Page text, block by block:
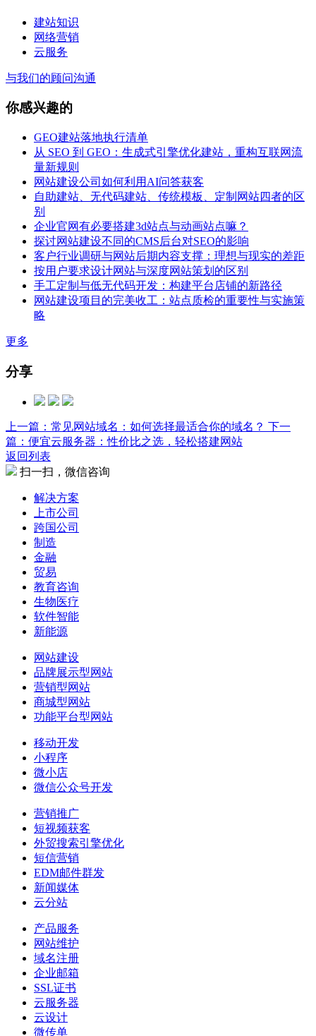
建站知识
网络营销
云服务
与我们的顾问沟通
你感兴趣的
GEO建站落地执行清单
从 SEO 到 GEO：生成式引擎优化建站，重构互联网流
量新规则
网站建设公司如何利用AI问答获客
自助建站、无代码建站、传统模板、定制网站四者的区
别
企业官网有必要搭建3d站点与动画站点嘛？
探讨网站建设不同的CMS后台对SEO的影响
客户行业调研与网站后期内容支撑：理想与现实的差距
按用户要求设计网站与深度网站策划的区别
手工定制与低无代码开发：构建平台店铺的新路径
网站建设项目的完美收工：站点质检的重要性与实施策
略
更多
分享
上一篇：常见网站域名：如何选择最适合你的域名？ 下一
篇：便宜云服务器：性价比之选，轻松搭建网站
返回列表
扫一扫，微信咨询
解决方案
上市公司
跨国公司
制造
金融
贸易
教育咨询
生物医疗
软件智能
新能源
网站建设
品牌展示型网站
营销型网站
商城型网站
功能平台型网站
移动开发
小程序
微小店
微信公众号开发
营销推广
短视频获客
外贸搜索引擎优化
短信营销
EDM邮件群发
新闻媒体
云分站
产品服务
网站维护
域名注册
企业邮箱
SSL证书
云服务器
云设计
微传单